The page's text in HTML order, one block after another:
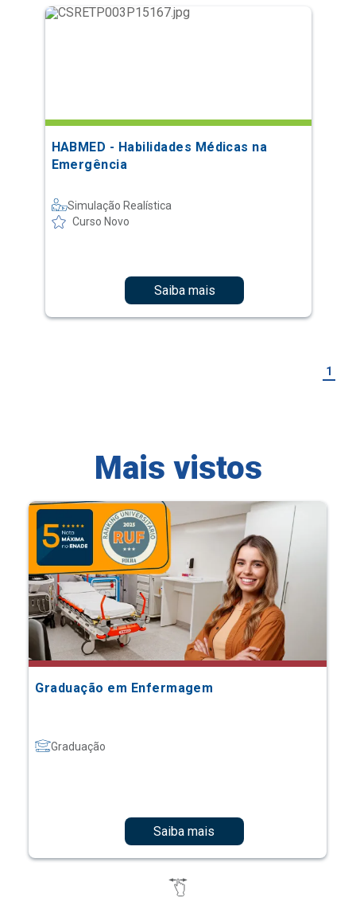
HABMED - Habilidades Médicas na
Emergência
Simulação Realística
Curso Novo
Saiba mais
1
Mais vistos
Graduação em Enfermagem
Graduação
Saiba mais